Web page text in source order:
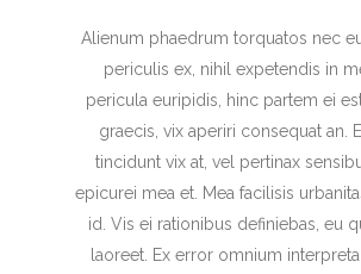
Alienum phaedrum torquatos nec
periculis ex, nihil expetendis in
pericula euripidis, hinc partem ei
graecis, vix aperiri consequat an.
tincidunt vix at, vel pertinax
epicurei mea et. Mea facilisis
id. Vis ei rationibus definiebas, eu
laoreet. Ex error omnium